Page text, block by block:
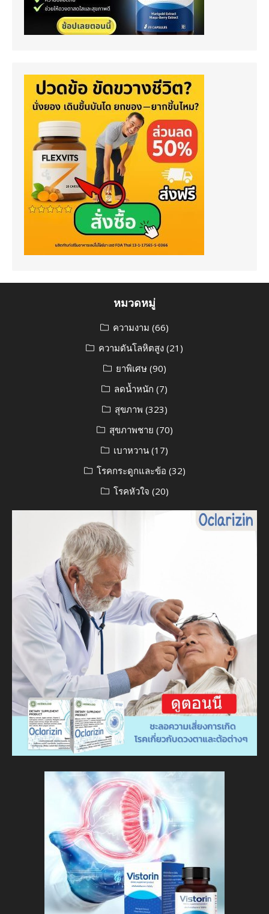
หมวดหมู่
ความงาม (66)
ความดันโลหิตสูง (21)
ยาพิเศษ(90)
ลดน้ำหนัก (7)
สุขภาพ (323)
สุขภาพชาย (70)
เบาหวาน (17)
โรคกระดูกและข้อ (32)
โรคหัวใจ (20)